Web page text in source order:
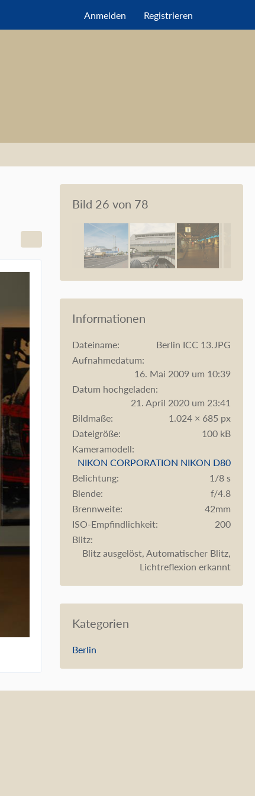
Anmelden Registrieren
Bild 26 von 78
Informationen
Dateiname
Berlin ICC 13.JPG
Aufnahmedatum
16. Mai 2009 um 10:39
Datum hochgeladen
21. April 2020 um 23:41
Bildmaße
1.024 × 685 px
Dateigröße
100 kB
Kameramodell
NIKON CORPORATION NIKON D80
Belichtung
1/8 s
Blende
f/4.8
Brennweite
42mm
ISO-Empfindlichkeit
200
Blitz
Blitz ausgelöst, Automatischer Blitz,
Lichtreflexion erkannt
Kategorien
Berlin